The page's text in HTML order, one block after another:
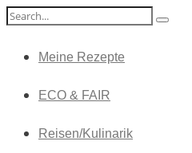
Meine Rezepte
ECO & FAIR
Reisen/Kulinarik